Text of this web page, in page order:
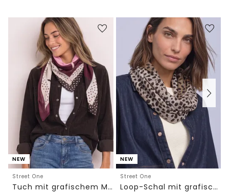
NEW
Street One
Tuch mit grafischem Muster
NEW
Street One
Loop-Schal mit grafischem Muster